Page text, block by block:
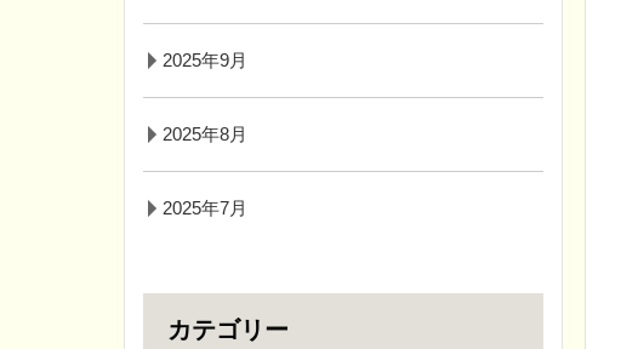
2025年9月
2025年8月
2025年7月
カテゴリー